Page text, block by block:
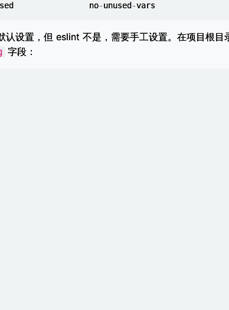
no-unused -vars
设置，但 eslint 不是，需要手工设置。在项目根目
字段：